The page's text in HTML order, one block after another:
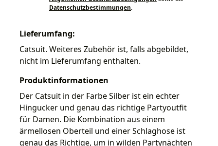
Datenschutzbestimmungen.
Lieferumfang:
Catsuit. Weiteres Zubehör ist, falls abgebildet,
nicht im Lieferumfang enthalten.
Produktinformationen
Der Catsuit in der Farbe Silber ist ein echter
Hingucker und genau das richtige Partyoutfit
für Damen. Die Kombination aus einem
ärmellosen Oberteil und einer Schlaghose ist
genau das Richtige, um in wilden Partynächten